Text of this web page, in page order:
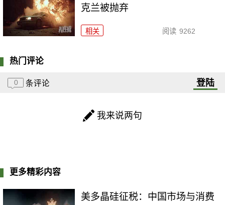
克兰被抛弃
相关 阅读 9262
热门评论
0 条评论 登陆
我来说两句
更多精彩内容
美多晶硅征税：中国市场与消费